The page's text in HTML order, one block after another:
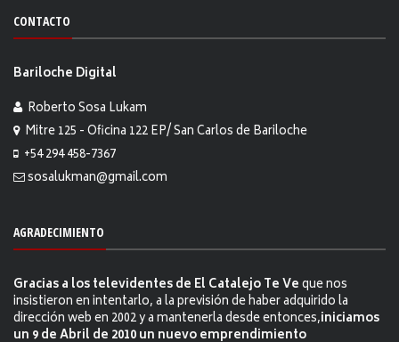
CONTACTO
Bariloche Digital
Roberto Sosa Lukam
Mitre 125 - Oficina 122 EP/ San Carlos de Bariloche
+54 294 458-7367
sosalukman@gmail.com
AGRADECIMIENTO
Gracias a los televidentes de El Catalejo Te Veque nos
insistieron en intentarlo, a la previsión de haber adquirido la
dirección web en 2002 y a mantenerla desde entonces,iniciamos
un 9 de Abril de 2010 un nuevo emprendimiento